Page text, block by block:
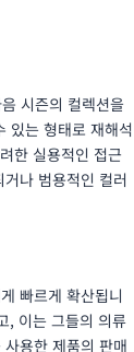
시즌의 컬렉션을
있는 형태로 재해석
한 실용적인 접근
나 범용적인 컬러
빠르게 확산됩니
, 이는 그들의 의류
용한 제품의 판매